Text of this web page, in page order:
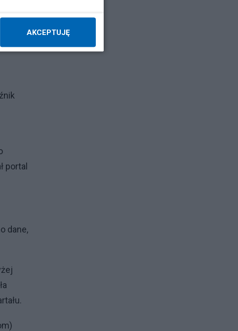
portal
dane,
AKCEPTUJĘ